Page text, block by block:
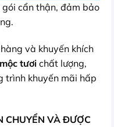
cẩn thận, đảm bảo
và khuyến khích
tươichất lượng,
trình khuyến mãi hấp
CHUYỂN VÀ ĐƯỢC